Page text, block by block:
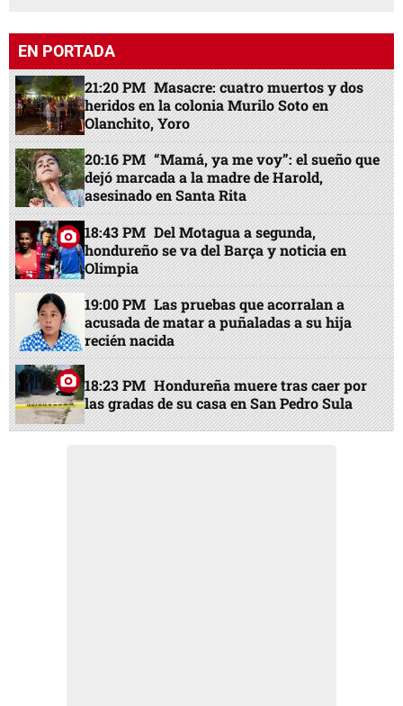
EN PORTADA
21:20 PM Masacre: cuatro muertos y dos
heridos en la colonia Murilo Soto en
Olanchito, Yoro
20:16 PM “Mamá, ya me voy”: el sueño que
dejó marcada a la madre de Harold,
asesinado en Santa Rita
18:43 PM Del Motagua a segunda,
hondureño se va del Barça y noticia en
Olimpia
19:00 PM Las pruebas que acorralan a
acusada de matar a puñaladas a su hija
recién nacida
18:23 PM Hondureña muere tras caer por
las gradas de su casa en San Pedro Sula